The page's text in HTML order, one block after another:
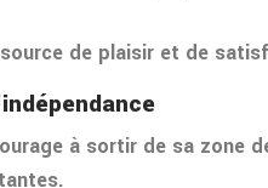
de plaisir et de
à sortir de sa zone